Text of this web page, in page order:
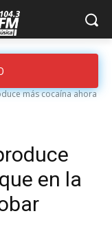
más cocaína ahora
en la